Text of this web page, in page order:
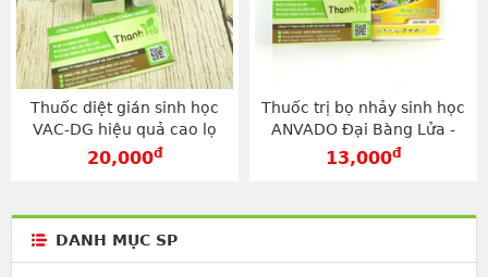
Thuốc diệt gián sinh học
VAC-DG hiệu quả cao lọ
10ml - T210 - T210
20,000đ
Thuốc trị bọ nhảy sinh học
ANVADO Đại Bàng Lửa -
T212 - T212
13,000đ
DANH MỤC SP